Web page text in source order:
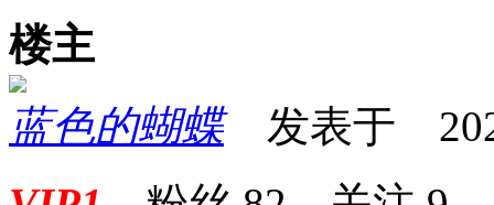
楼主
蓝色的蝴蝶发表于